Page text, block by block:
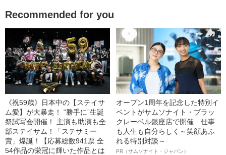
Recommended for you
《祝59歳》日本中の【ステイサ
ム愛】が大暴走！ “勝手に”生誕
祭試写会開催！ 主演も助演も全
部ステイサム！「ステサミー
賞」爆誕！【応募総数941票 全
54作品の栄冠に輝いた作品とは
オープン1周年を記念した特別イ
ベントがサムソナイト・ブラッ
クレーベル銀座店で開催 仕事
も人生も自分らしく～笑顔あふ
れる特別対談～
PR（サムソナイト・ジャパン）